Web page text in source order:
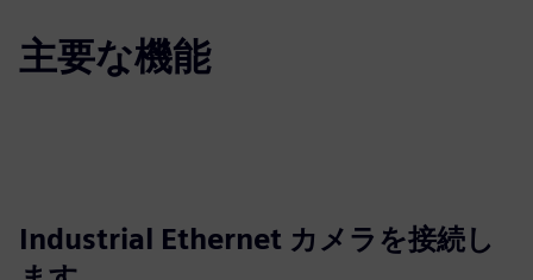
主要な機能
Industrial Ethernet カメラを接続し